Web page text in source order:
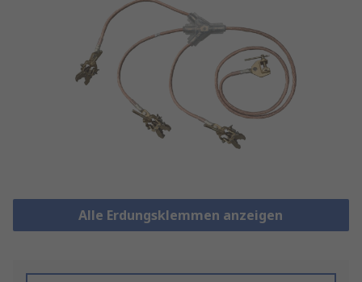
Alle Erdungsklemmen anzeigen